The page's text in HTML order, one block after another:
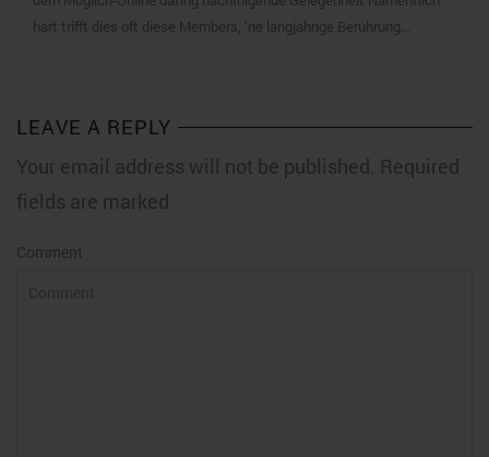
hart trifft dies oft diese Members, ‘ne langjahrige Beruhrung…
LEAVE A REPLY
Your email address will not be published. Required
fields are marked
Comment